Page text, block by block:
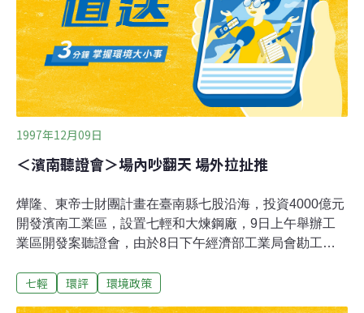
得中央政權，生態環保的問題就可因而化解，或是就可因
而轉好？相信「中間路線」的新任總統主政，看來似乎是
不會有多大的改革，特別是在生態環保的議題上。所謂
「中間」，其實就是講求現實，而欠缺「理想」的路線。
或者說是，見人說人話，見鬼說鬼話的路線。 近五十
1997年12月09日
＜濱南聽證會＞場內吵翻天 場外拉扯推
燁隆、東帝士財團計畫在臺南縣七股沿海，投資4000億元
開發濱南工業區，設置七輕和大煉鋼廠，9日上午舉辦工
業區開發案聽證會，由於8日下午經濟部工業局會勘工業
警方爆發流血衝突，導致今天的聽證會暴力危機四伏，上
七輕 環評 環境政策